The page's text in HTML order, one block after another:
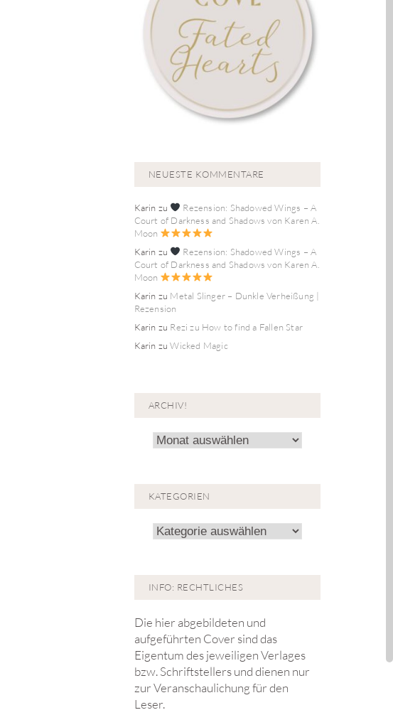
NEUESTE KOMMENTARE
Karin zu
Rezension: Shadowed Wings – A
Court of Darkness and Shadows von Karen A.
Moon
Karin zu
Rezension: Shadowed Wings – A
Court of Darkness and Shadows von Karen A.
Moon
Karin zu Metal Slinger – Dunkle Verheißung |
Rezension
Karin zu Rezi zu How to find a Fallen Star
Karin zuWicked Magic
ARCHIV!
Archiv!
KATEGORIEN
Kategorien
INFO: RECHTLICHES
Die hier abgebildeten und
aufgeführten Cover sind das
Eigentum des jeweiligen Verlages
bzw. Schriftstellers und dienen nur
zur Veranschaulichung für den
Leser.